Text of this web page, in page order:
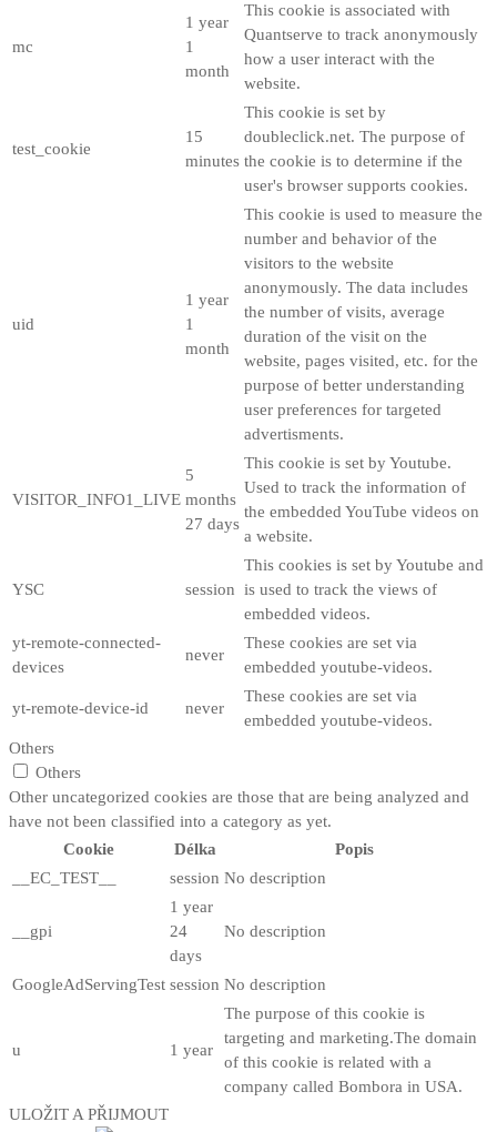
mc
1 year
1
month
This cookie is associated with
Quantserve to track anonymously
how a user interact with the
website.
test_cookie
15
minutes
This cookie is set by
doubleclick.net. The purpose of
the cookie is to determine if the
user's browser supports cookies.
uid
1 year
1
month
This cookie is used to measure the
number and behavior of the
visitors to the website
anonymously. The data includes
the number of visits, average
duration of the visit on the
website, pages visited, etc. for the
purpose of better understanding
user preferences for targeted
advertisments.
VISITOR_INFO1_LIVE
5
months
27 days
This cookie is set by Youtube.
Used to track the information of
the embedded YouTube videos on
a website.
YSC session
This cookies is set by Youtube and
is used to track the views of
embedded videos.
yt-remote-connected-
devices
never
These cookies are set via
embedded youtube-videos.
yt-remote-device-id never
These cookies are set via
embedded youtube-videos.
Others
Others
Other uncategorized cookies are those that are being analyzed and
have not been classified into a category as yet.
Cookie
Délka
Popis
__EC_TEST__
session No description
__gpi
1 year
24
days
No description
GoogleAdServingTest session No description
u 1 year
The purpose of this cookie is
targeting and marketing.The domain
of this cookie is related with a
company called Bombora in USA.
ULOŽIT A PŘIJMOUT